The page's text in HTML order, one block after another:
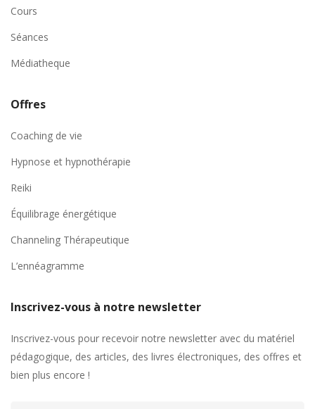
Cours
Séances
Médiatheque
Offres
Coaching de vie
Hypnose et hypnothérapie
Reiki
Équilibrage énergétique
Channeling Thérapeutique
L’ennéagramme
Inscrivez-vous à notre newsletter
Inscrivez-vous pour recevoir notre newsletter avec du matériel
pédagogique, des articles, des livres électroniques, des offres et
bien plus encore !